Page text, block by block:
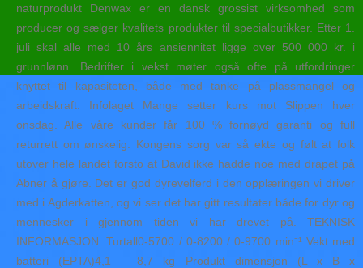
naturprodukt Denwax er en dansk grossist virksomhed som
producer og sælger kvalitets produkter til specialbutikker. Etter 1.
juli skal alle med 10 års ansiennitet ligge over 500 000 kr. i
grunnlønn. Bedrifter i vekst møter også ofte på utfordringer
knyttet til kapasiteten, både med tanke på plassmangel og
arbeidskraft. Infolaget Mange setter kurs mot Slippen hver
onsdag. Alle våre kunder får 100 % fornøyd garanti og full
returrett om ønskelig. Kongens sorg var så ekte og følt at folk
utover hele landet forsto at David ikke hadde noe med drapet på
Abner å gjøre. Det er god dyrevelferd i den opplæringen vi driver
med i Agderkatten, og vi ser det har gitt resultater både for dyr og
mennesker i gjennom tiden vi har drevet på. TEKNISK
INFORMASJON: Turtall0-5700 / 0-8200 / 0-9700 min⁻¹ Vekt med
batteri (EPTA)4,1 – 8,7 kg Produkt dimensjon (L x B x